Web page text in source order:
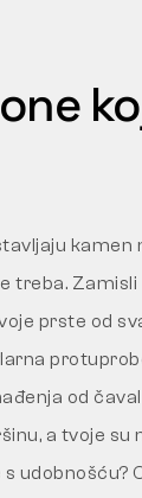
treba.
prste od
od
a tvoje